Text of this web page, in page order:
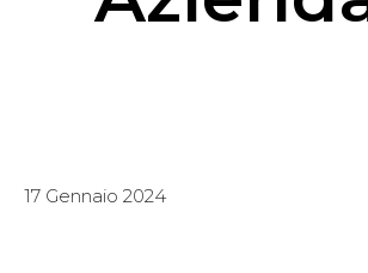
17 Gennaio 2024